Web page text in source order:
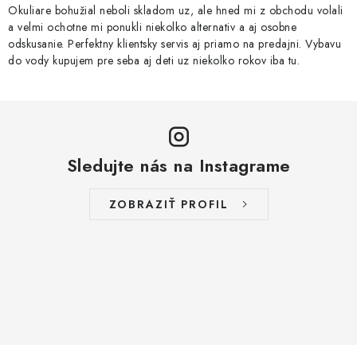
Okuliare bohužial neboli skladom uz, ale hned mi z obchodu volali
a velmi ochotne mi ponukli niekolko alternativ a aj osobne
odskusanie. Perfektny klientsky servis aj priamo na predajni. Vybavu
do vody kupujem pre seba aj deti uz niekolko rokov iba tu.
Sledujte nás na Instagrame
ZOBRAZIŤ PROFIL